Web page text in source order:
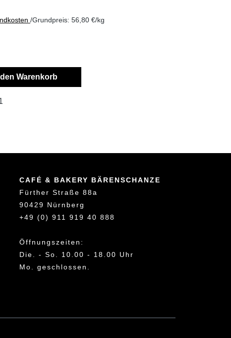
/Grundpreis: 56,80 €/kg
den Warenkorb
CAFÉ & BAKERY BÄRENSCHANZE
Fürther Straße 88a
90429 Nürnberg
+49 (0) 911 919 40 888
Öffnungszeiten:
Die. - So. 10.00 - 18.00 Uhr
Mo. geschlossen.